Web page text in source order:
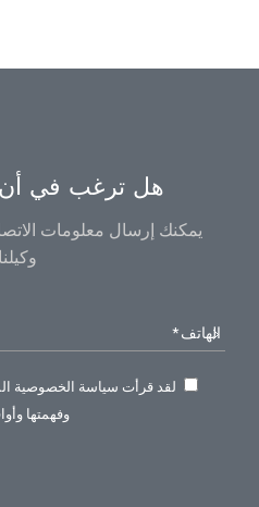
هل ترغب في أن
يمكنك إرسال معلومات
لقد قرأت سياسة الخصوصية
وفهمتها